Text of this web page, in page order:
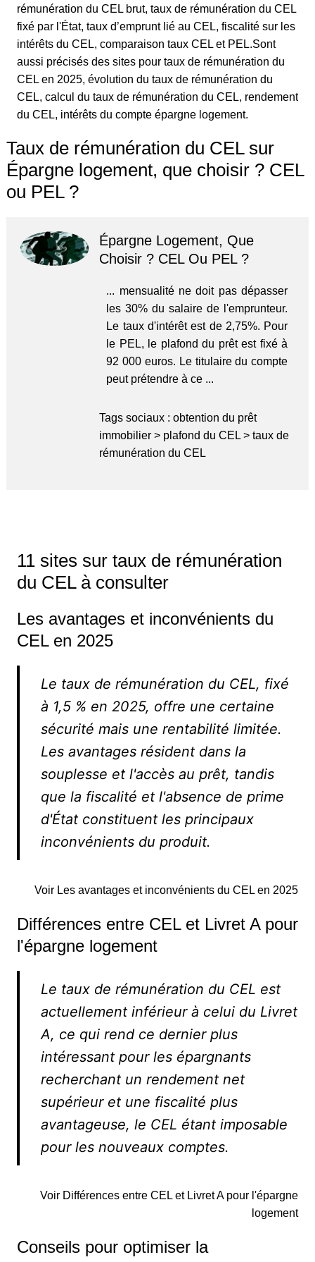
rémunération du CEL brut, taux de rémunération du CEL
fixé par l'État, taux d’emprunt lié au CEL, fiscalité sur les
intérêts du CEL, comparaison taux CEL et PEL.Sont
aussi précisés des sites pour taux de rémunération du
CEL en 2025, évolution du taux de rémunération du
CEL, calcul du taux de rémunération du CEL, rendement
du CEL, intérêts du compte épargne logement.
Taux de rémunération du CEL sur
Épargne logement, que choisir ? CEL
ou PEL ?
Épargne Logement, Que
Choisir ? CEL Ou PEL ?
... mensualité ne doit pas dépasser
les 30% du salaire de l'emprunteur.
Le taux d'intérêt est de 2,75%. Pour
le PEL, le plafond du prêt est fixé à
92 000 euros. Le titulaire du compte
peut prétendre à ce ...
Tags sociaux :obtention du prêt
immobilier > plafond du CEL >taux de
rémunération du CEL
11 sites sur taux de rémunération
du CEL à consulter
Les avantages et inconvénients du
CEL en 2025
Le taux de rémunération du CEL, fixé
à 1,5 % en 2025, offre une certaine
sécurité mais une rentabilité limitée.
Les avantages résident dans la
souplesse et l'accès au prêt, tandis
que la fiscalité et l'absence de prime
d'État constituent les principaux
inconvénients du produit.
Voir Les avantages et inconvénients du CEL en 2025
Différences entre CEL et Livret A pour
l'épargne logement
Le taux de rémunération du CEL est
actuellement inférieur à celui du Livret
A, ce qui rend ce dernier plus
intéressant pour les épargnants
recherchant un rendement net
supérieur et une fiscalité plus
avantageuse, le CEL étant imposable
pour les nouveaux comptes.
Voir Différences entre CEL et Livret A pour l'épargne
logement
Conseils pour optimiser la